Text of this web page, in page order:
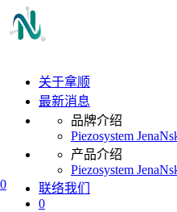
0
关于拿顺
最新消息
品牌介绍
Piezosystem Jena
产品介绍
Piezosystem Jena
联络我们
0